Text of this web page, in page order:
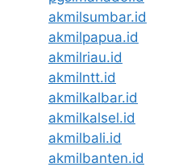
akmilsumbar.id
akmilpapua.id
akmilriau.id
akmilntt.id
akmilkalbar.id
akmilkalsel.id
akmilbali.id
akmilbanten.id